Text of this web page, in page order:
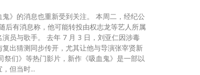
重新受到关注。 本周二，经纪公
后有消息称，他可能转投由权志龙等艺人所属
，刘亚仁因涉毒
出猜测同步传开，尤其让他与导演张宰贤新
但当时...